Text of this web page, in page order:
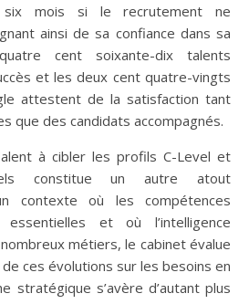
six mois si le recrutement ne
ainsi de sa confiance dans sa
cent soixante-dix talents
et les deux cent quatre-vingts
attestent de la satisfaction tant
que des candidats accompagnés.
à cibler les profils C-Level et
constitue un autre atout
contexte où les compétences
essentielles et où l’intelligence
métiers, le cabinet évalue
de ces évolutions sur les besoins en
stratégique s’avère d’autant plus